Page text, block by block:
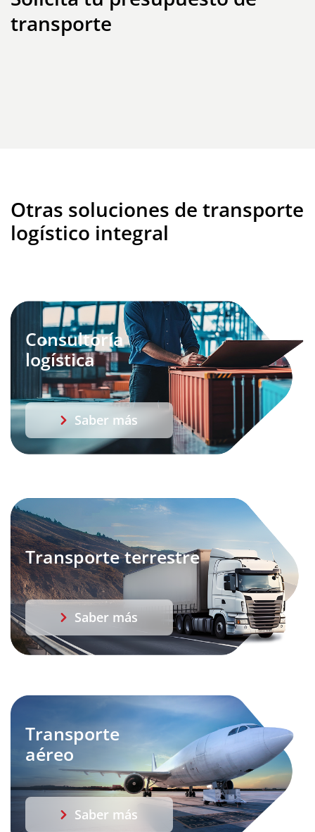
transporte
Otras soluciones de transporte
logístico integral
Consultoría
logística
Saber más
Transporte terrestre
Saber más
Transporte
aéreo
Saber más